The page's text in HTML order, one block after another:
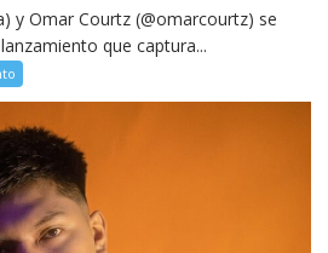
y Omar Courtz (@omarcourtz) se
que captura...